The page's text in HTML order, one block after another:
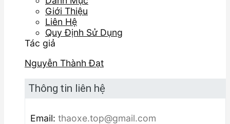
Giới Thiệu
Liên Hệ
Quy Định Sử Dụng
Tác giả
Nguyễn Thành Đạt
Thông tin liên hệ
Email: thaoxe.top@gmail.com